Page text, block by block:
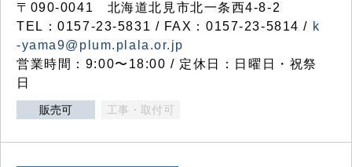
〒090-0041 北海道北見市北一条西4-8-2
TEL：0157-23-5831 / FAX：0157-23-5814 / k
-yama9@plum.plala.or.jp
営業時間：9:00〜18:00 / 定休日：日曜日・祝祭
日
販売可 工事・取付可